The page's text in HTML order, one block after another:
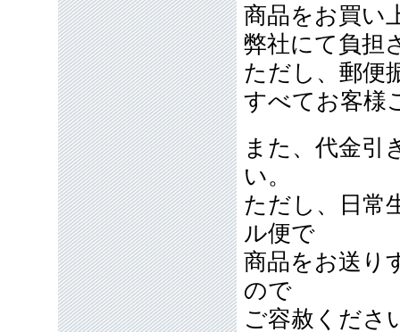
商品をお買い
弊社にて負担
ただし、郵便
すべてお客様
また、代金引
い。
ただし、日常
ル便で
商品をお送り
ので
ご容赦くださ